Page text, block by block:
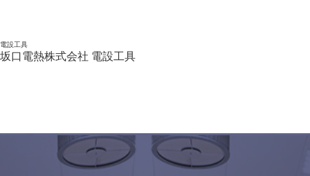
電設工具
坂口電熱株式会社 電設工具